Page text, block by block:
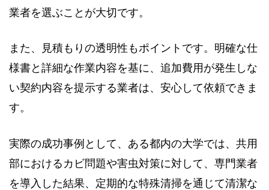
業者を選ぶことが大切です。
また、見積もりの透明性もポイントです。明確な仕
様書と詳細な作業内容を基に、追加費用が発生しな
い契約内容を提示する業者は、安心して依頼できま
す。
実際の成功事例として、ある都内の大学では、共用
部におけるカビ問題や害虫対策に対して、専門業者
を導入した結果、定期的な特殊清掃を通じて清潔な